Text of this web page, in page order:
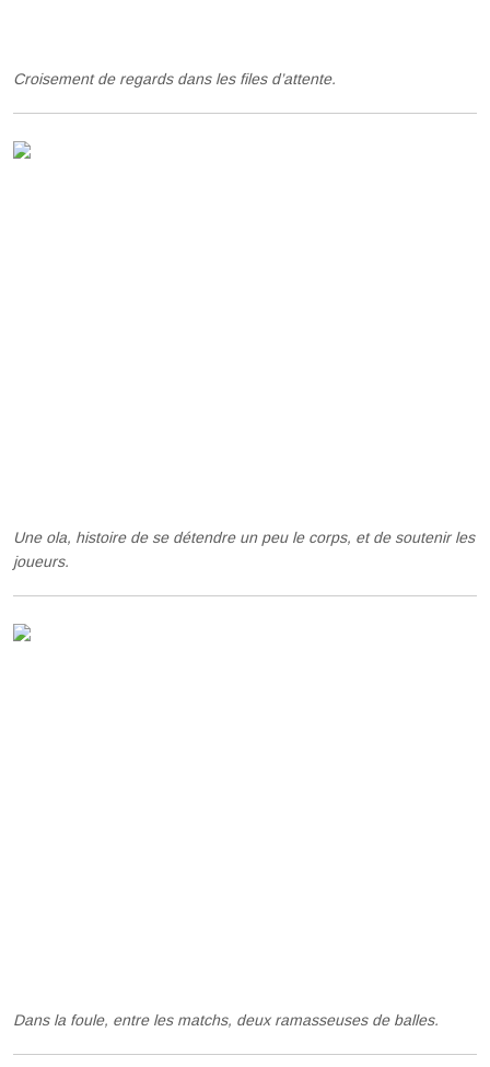
Croisement de regards dans les files d’attente.
Une ola, histoire de se détendre un peu le corps, et de soutenir les
joueurs.
Dans la foule, entre les matchs, deux ramasseuses de balles.